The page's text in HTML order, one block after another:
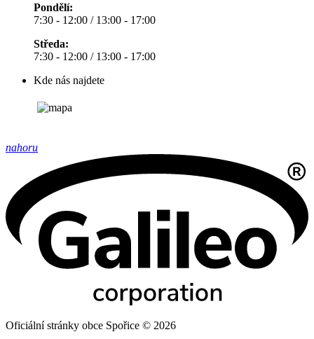
Pondělí:
7:30 - 12:00 / 13:00 - 17:00
Středa:
7:30 - 12:00 / 13:00 - 17:00
Kde nás najdete
nahoru
Oficiální stránky obce Spořice © 2026